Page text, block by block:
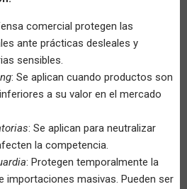
comercial protegen las
ante prácticas desleales y
sensibles.
: Se aplican cuando productos son
a su valor en el mercado
: Se aplican para neutralizar
la competencia.
: Protegen temporalmente la
importaciones masivas. Pueden ser